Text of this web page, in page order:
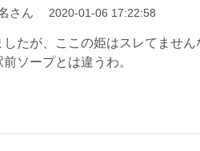
さん 2020-01-06 17:22:58
たが、ここの姫はスレてません
ソープとは違うわ。